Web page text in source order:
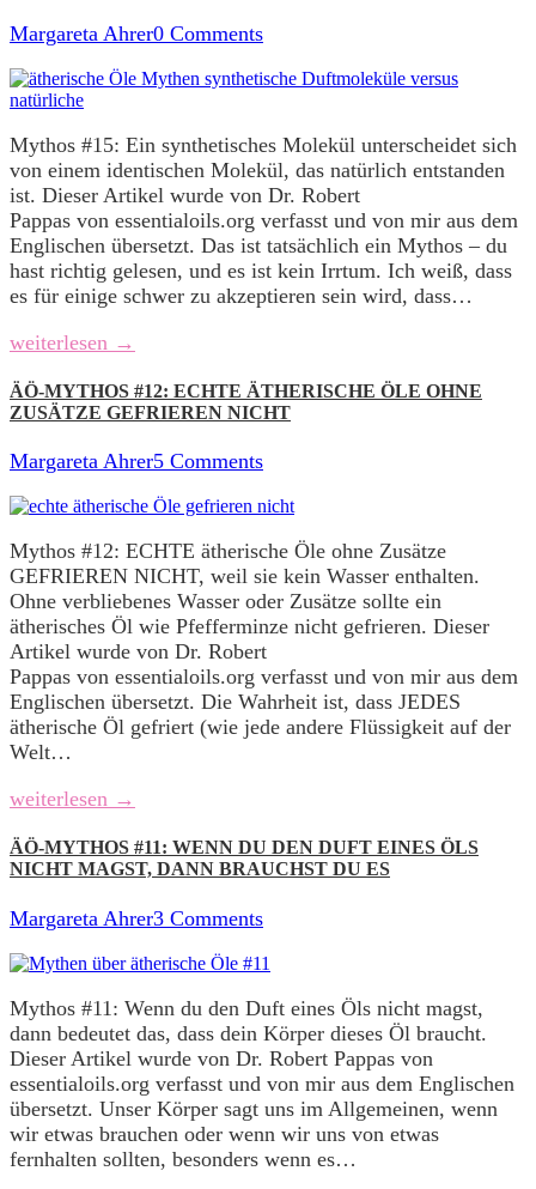
Margareta Ahrer0 Comments
Mythos #15: Ein synthetisches Molekül unterscheidet sich
von einem identischen Molekül, das natürlich entstanden
ist. Dieser Artikel wurde von Dr. Robert
Pappas von essentialoils.org verfasst und von mir aus dem
Englischen übersetzt. Das ist tatsächlich ein Mythos – du
hast richtig gelesen, und es ist kein Irrtum. Ich weiß, dass
es für einige schwer zu akzeptieren sein wird, dass…
weiterlesen →
ÄÖ-MYTHOS #12: ECHTE ÄTHERISCHE ÖLE OHNE
ZUSÄTZE GEFRIEREN NICHT
Margareta Ahrer5 Comments
Mythos #12: ECHTE ätherische Öle ohne Zusätze
GEFRIEREN NICHT, weil sie kein Wasser enthalten.
Ohne verbliebenes Wasser oder Zusätze sollte ein
ätherisches Öl wie Pfefferminze nicht gefrieren. Dieser
Artikel wurde von Dr. Robert
Pappas von essentialoils.org verfasst und von mir aus dem
Englischen übersetzt. Die Wahrheit ist, dass JEDES
ätherische Öl gefriert (wie jede andere Flüssigkeit auf der
Welt…
weiterlesen →
ÄÖ-MYTHOS #11: WENN DU DEN DUFT EINES ÖLS
NICHT MAGST, DANN BRAUCHST DU ES
Margareta Ahrer3 Comments
Mythos #11: Wenn du den Duft eines Öls nicht magst,
dann bedeutet das, dass dein Körper dieses Öl braucht.
Dieser Artikel wurde von Dr. Robert Pappas von
essentialoils.org verfasst und von mir aus dem Englischen
übersetzt. Unser Körper sagt uns im Allgemeinen, wenn
wir etwas brauchen oder wenn wir uns von etwas
fernhalten sollten, besonders wenn es…